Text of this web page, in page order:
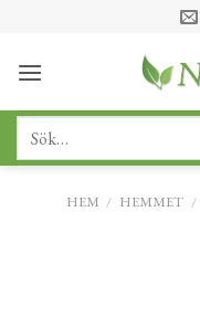
content
Sök
HEM / HEMMET /